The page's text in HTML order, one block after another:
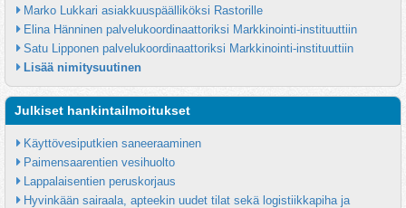
Marko Lukkari asiakkuuspäälliköksi Rastorille
Elina Hänninen palvelukoordinaattoriksi Markkinointi-instituuttiin
Satu Lipponen palvelukoordinaattoriksi Markkinointi-instituuttiin
Lisää nimitysuutinen
Julkiset hankintailmoitukset
Käyttövesiputkien saneeraaminen
Paimensaarentien vesihuolto
Lappalaisentien peruskorjaus
Hyvinkään sairaala, apteekin uudet tilat sekä logistiikkapiha ja